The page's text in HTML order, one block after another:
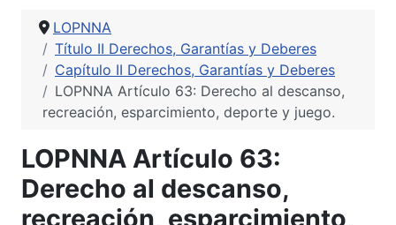
LOPNNA
Título II Derechos, Garantías y Deberes
Capítulo II Derechos, Garantías y Deberes
LOPNNA Artículo 63: Derecho al descanso,
recreación, esparcimiento, deporte y juego.
LOPNNA Artículo 63:
Derecho al descanso,
recreación, esparcimiento,